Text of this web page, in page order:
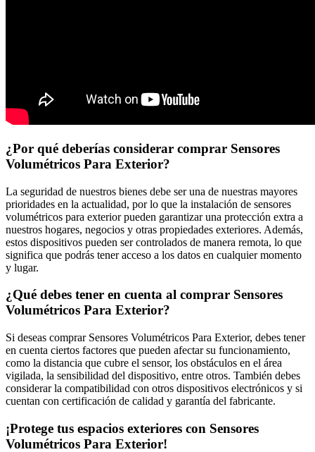
¿Por qué deberías considerar comprar Sensores
Volumétricos Para Exterior?
La seguridad de nuestros bienes debe ser una de nuestras mayores
prioridades en la actualidad, por lo que la instalación de sensores
volumétricos para exterior pueden garantizar una protección extra a
nuestros hogares, negocios y otras propiedades exteriores. Además,
estos dispositivos pueden ser controlados de manera remota, lo que
significa que podrás tener acceso a los datos en cualquier momento
y lugar.
¿Qué debes tener en cuenta al comprar Sensores
Volumétricos Para Exterior?
Si deseas comprar Sensores Volumétricos Para Exterior, debes tener
en cuenta ciertos factores que pueden afectar su funcionamiento,
como la distancia que cubre el sensor, los obstáculos en el área
vigilada, la sensibilidad del dispositivo, entre otros. También debes
considerar la compatibilidad con otros dispositivos electrónicos y si
cuentan con certificación de calidad y garantía del fabricante.
¡Protege tus espacios exteriores con Sensores
Volumétricos Para Exterior!